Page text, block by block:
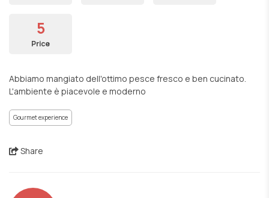
5
Price
Abbiamo mangiato dell'ottimo pesce fresco e ben cucinato.
L'ambiente è piacevole e moderno
Gourmet experience
Share